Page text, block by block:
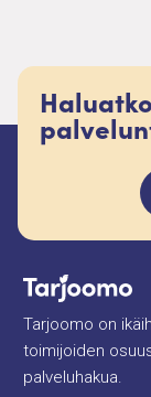
Tarjoomo on
toimijoiden
palveluhakua.